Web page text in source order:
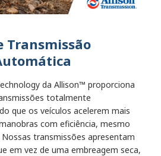
Transmissão
da Allison™ proporciona
totalmente
que os veículos acelerem mais
com eficiência, mesmo
transmissões apresentam
em vez de uma embreagem seca,